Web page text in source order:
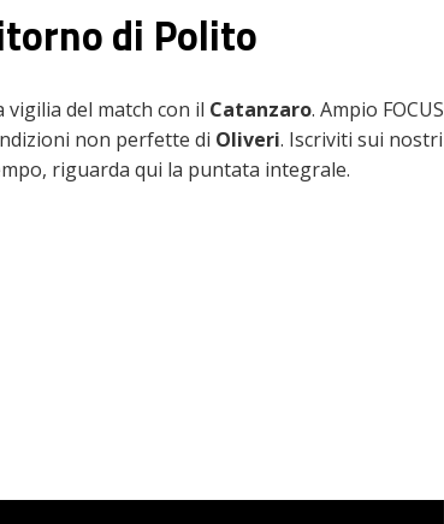
di Polito
vigilia del match con il Catanzaro. Ampio FOCUS
non perfette di Oliveri. Iscriviti sui nostri
riguarda qui la puntata integrale.